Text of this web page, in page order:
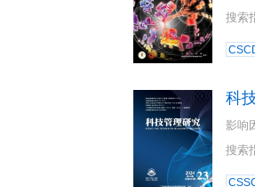
搜索
科
影响
搜索